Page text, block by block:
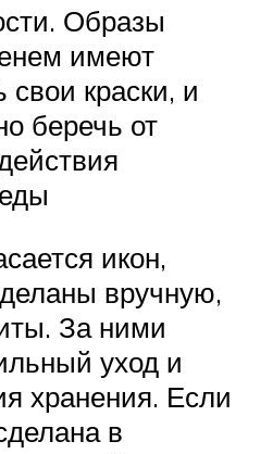
Образы
имеют
свои краски, и
беречь от
икон,
вручную,
За ними
уход и
хранения. Если
в